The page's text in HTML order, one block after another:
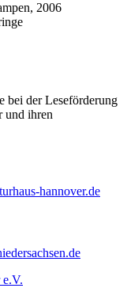
2006
bei der Leseförderung
und ihren
hannover.de